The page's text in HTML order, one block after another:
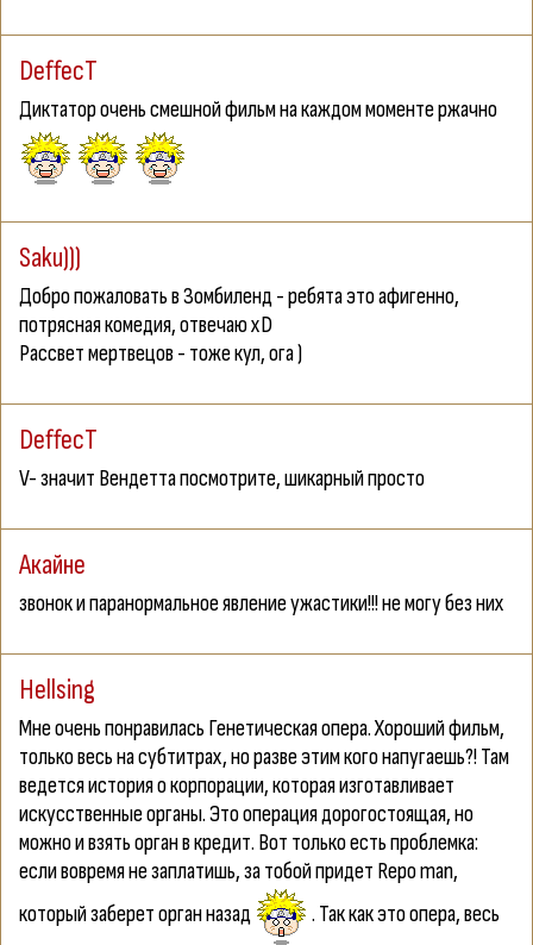
DeffecT
Диктатор очень смешной фильм на каждом моменте ржачно
Saku)))
Добро пожаловать в Зомбиленд - ребята это афигенно,
потрясная комедия, отвечаю xD
Рассвет мертвецов - тоже кул, ога )
DeffecT
V- значит Вендетта посмотрите, шикарный просто
Акайне
звонок и паранормальное явление ужастики!!! не могу без них
Hellsing
Мне очень понравилась Генетическая опера. Хороший фильм,
только весь на субтитрах, но разве этим кого напугаешь?! Там
ведется история о корпорации, которая изготавливает
искусственные органы. Это операция дорогостоящая, но
можно и взять орган в кредит. Вот только есть проблемка:
если вовремя не заплатишь, за тобой придет Repo man,
который заберет орган назад
. Так как это опера, весь